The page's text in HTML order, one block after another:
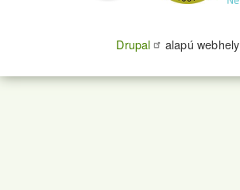
Drupal alapú webhely